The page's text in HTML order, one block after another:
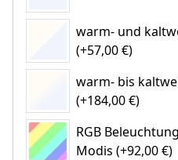
warm- und
(+57,00 €)
warm- bis
(+184,00 €)
RGB
Modis (+92,00 €)